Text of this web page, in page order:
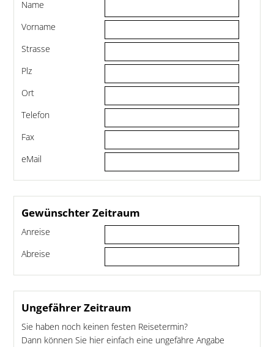
Name
Vorname
Strasse
Plz
Ort
Telefon
Fax
eMail
Gewünschter Zeitraum
Anreise
Abreise
Ungefährer Zeitraum
Sie haben noch keinen festen Reisetermin?
Dann können Sie hier einfach eine ungefähre Angabe